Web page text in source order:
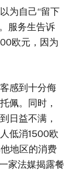
为自己“留下
服务生告诉
欧元，因为
感到十分侮
佩。同时，
日益不满，
低消1500欧
地区的消费
家法媒揭露餐